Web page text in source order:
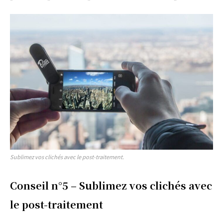
Sublimez vos clichés avec le post-traitement.
Conseil n°5 – Sublimez vos clichés avec
le post-traitement